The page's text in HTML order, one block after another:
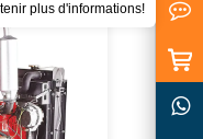
plus d'informations!